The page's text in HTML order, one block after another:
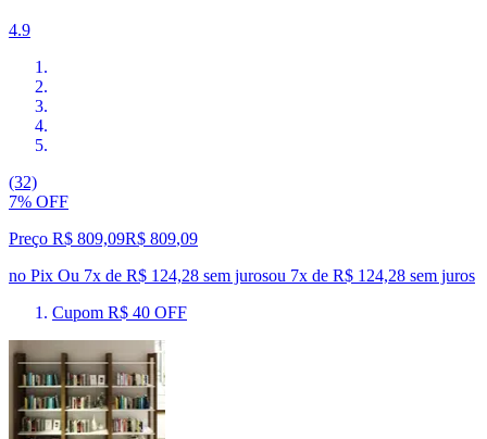
4.9
(32)
7% OFF
Preço R$ 809,09R$ 809,09
no Pix Ou 7x de R$ 124,28 sem jurosou 7x de R$ 124,28 sem juros
Cupom R$ 40 OFF